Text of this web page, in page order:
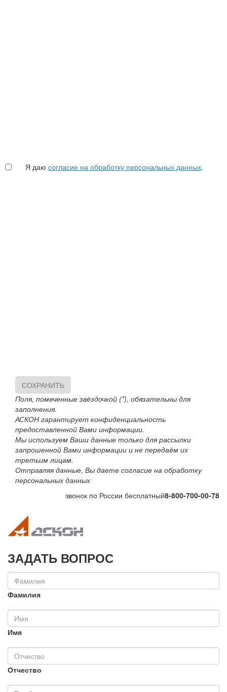
Я даю согласие на обработку персональных данных.
СОХРАНИТЬ
Поля, помеченные звёздочкой (*), обязательны для
заполнения.
АСКОН гарантирует конфиденциальность
предоставленной Вами информации.
Мы используем Ваши данные только для рассылки
запрошенной Вами информации и не передаём их
третьим лицам.
Отправляя данные, Вы даете согласие на обработку
персональных данных
звонок по России бесплатный8-800-700-00-78
ЗАДАТЬ ВОПРОС
Фамилия
Имя
Отчество